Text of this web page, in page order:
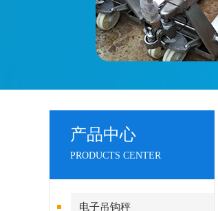
产品中心
PRODUCTS CENTER
电子吊钩秤